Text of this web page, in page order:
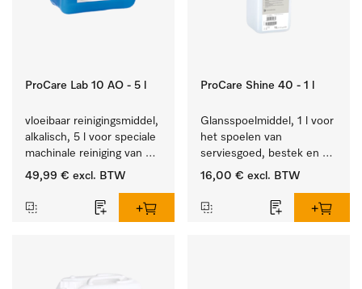
ProCare Lab 10 AO - 5 l
vloeibaar reinigingsmiddel,
alkalisch, 5 l voor speciale
machinale reiniging van
laboratoriumglaswerk en -
49,99 € excl. BTW
ProCare Shine 40 - 1 l
Glansspoelmiddel, 1 l voor
het spoelen van
serviesgoed, bestek en
ideaal voor glazen.
16,00 € excl. BTW